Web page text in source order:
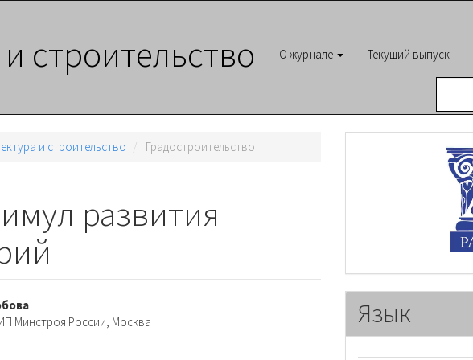
строительство О журнале Текущий выпуск
и строительство Градостроительство
развития
Минстроя России, Москва
Язык